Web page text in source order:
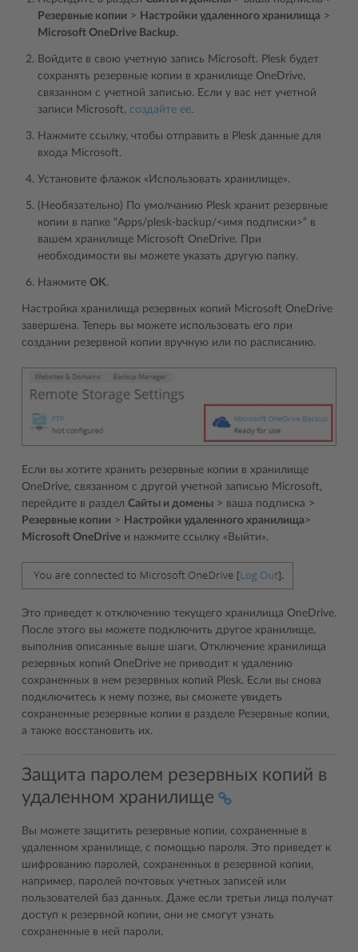
Резервные копии > Настройки удаленного хранилища >
Microsoft OneDrive Backup.
Войдите в свою учетную запись Microsoft. Plesk будет
сохранять резервные копии в хранилище OneDrive,
связанном с учетной записью. Если у вас нет учетной
записи Microsoft, создайте ее.
Нажмите ссылку, чтобы отправить в Plesk данные для
входа Microsoft.
Установите флажок «Использовать хранилище».
(Необязательно) По умолчанию Plesk хранит резервные
копии в папке “Apps/plesk-backup/<имя подписки>” в
вашем хранилище Microsoft OneDrive. При
необходимости вы можете указать другую папку.
Нажмите OK.
Настройка хранилища резервных копий Microsoft OneDrive
завершена. Теперь вы можете использовать его при
создании резервной копии вручную или по расписанию.
Если вы хотите хранить резервные копии в хранилище
OneDrive, связанном с другой учетной записью Microsoft,
перейдите в раздел Сайты и домены > ваша подписка >
Резервные копии > Настройки удаленного хранилища>
Microsoft OneDrive и нажмите ссылку «Выйти».
Это приведет к отключению текущего хранилища OneDrive.
После этого вы можете подключить другое хранилище,
выполнив описанные выше шаги. Отключение хранилища
резервных копий OneDrive не приводит к удалению
сохраненных в нем резервных копий Plesk. Если вы снова
подключитесь к нему позже, вы сможете увидеть
сохраненные резервные копии в разделе Резервные копии,
а также восстановить их.
Защита паролем резервных копий в
удаленном хранилище
Вы можете защитить резервные копии, сохраненные в
удаленном хранилище, с помощью пароля. Это приведет к
шифрованию паролей, сохраненных в резервной копии,
например, паролей почтовых учетных записей или
пользователей баз данных. Даже если третьи лица получат
доступ к резервной копии, они не смогут узнать
сохраненные в ней пароли.